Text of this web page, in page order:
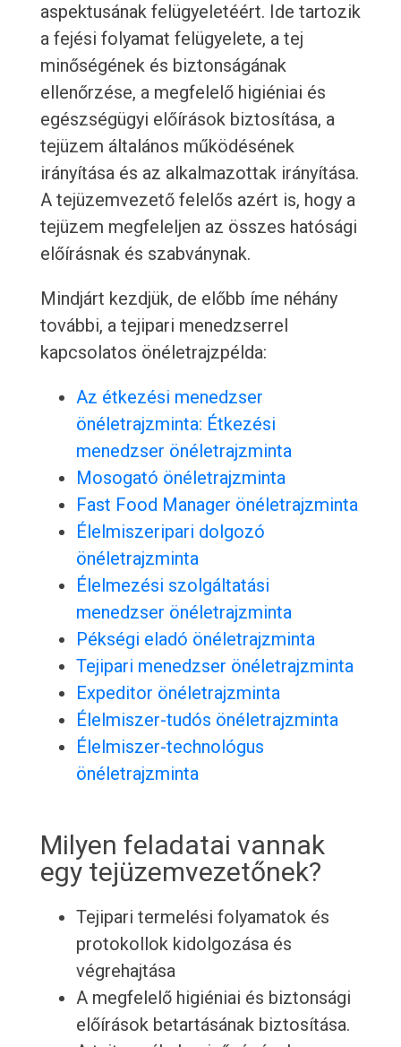
aspektusának felügyeletéért. Ide tartozik
a fejési folyamat felügyelete, a tej
minőségének és biztonságának
ellenőrzése, a megfelelő higiéniai és
egészségügyi előírások biztosítása, a
tejüzem általános működésének
irányítása és az alkalmazottak irányítása.
A tejüzemvezető felelős azért is, hogy a
tejüzem megfeleljen az összes hatósági
előírásnak és szabványnak.
Mindjárt kezdjük, de előbb íme néhány
további, a tejipari menedzserrel
kapcsolatos önéletrajzpélda:
Az étkezési menedzser
önéletrajzminta: Étkezési
menedzser önéletrajzminta
Mosogató önéletrajzminta
Fast Food Manager önéletrajzminta
Élelmiszeripari dolgozó
önéletrajzminta
Élelmezési szolgáltatási
menedzser önéletrajzminta
Pékségi eladó önéletrajzminta
Tejipari menedzser önéletrajzminta
Expeditor önéletrajzminta
Élelmiszer-tudós önéletrajzminta
Élelmiszer-technológus
önéletrajzminta
Milyen feladatai vannak
egy tejüzemvezetőnek?
Tejipari termelési folyamatok és
protokollok kidolgozása és
végrehajtása
A megfelelő higiéniai és biztonsági
előírások betartásának biztosítása.